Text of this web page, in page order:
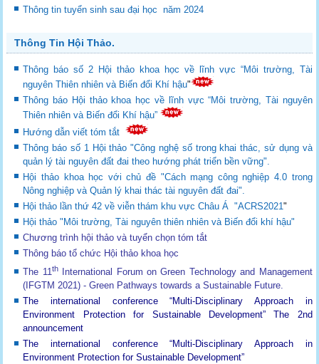
Thông tin tuyển sinh sau đại học năm 2024
Thông Tin Hội Thảo.
Thông báo số 2 Hội thảo khoa học về lĩnh vực “Môi trường, Tài
nguyên Thiên nhiên và Biến đổi Khí hậu"
Thông báo Hội thảo khoa học về lĩnh vực “Môi trường, Tài nguyên
Thiên nhiên và Biến đổi Khí hậu”
Hướng dẫn viết tóm tắt
Thông báo số 1 Hội thảo "Công nghệ số trong khai thác, sử dụng và
quản lý tài nguyên đất đai theo hướng phát triển bền vững".
Hội thảo khoa học với chủ đề "Cách mạng công nghiệp 4.0 trong
Nông nghiệp và Quản lý khai thác tài nguyên đất đai".
Hội thảo lần thứ 42 về viễn thám khu vực Châu Á "ACRS2021"
Hội thảo "Môi trường, Tài nguyên thiên nhiên và Biến đổi khí hậu"
Chương trình hội thảo và tuyển chọn tóm tắt
Thông báo tổ chức Hội thảo khoa học
The 11thInternational Forum on Green Technology and Management
(IFGTM 2021) - Green Pathways towards a Sustainable Future.
The international conference “Multi-Disciplinary Approach in
Environment Protection for Sustainable Development”The 2nd
announcement
The international conference “Multi-Disciplinary Approach in
Environment Protection for Sustainable Development”